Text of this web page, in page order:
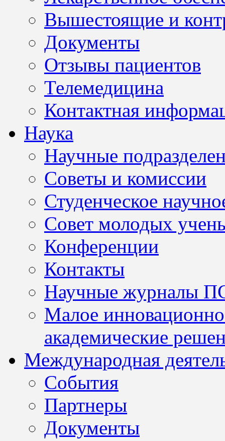
Вышестоящие и
Документы
Отзывы пациентов
Телемедицина
Контактная
Наука
Научные
Советы и комиссии
Студенческое
Совет молодых
Конференции
Контакты
Научные журналы
Малое
академические
Международная
События
Партнеры
Документы